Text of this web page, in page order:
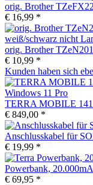
orig. Brother
€ 16,99 *
orig. Brother
€ 10,99 *
Kunden haben sich
TERRA MOBILE
€ 849,00 *
Anschlusskabel für
€ 19,99 *
Powerbank,
€ 69,95 *